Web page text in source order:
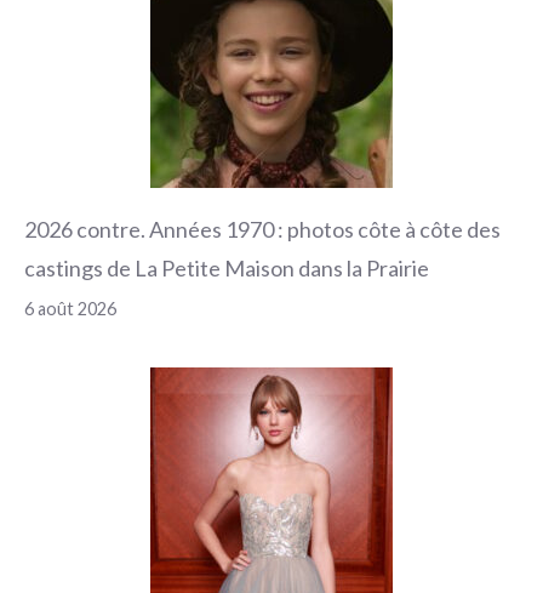
2026 contre. Années 1970 : photos côte à côte des
castings de La Petite Maison dans la Prairie
6 août 2026